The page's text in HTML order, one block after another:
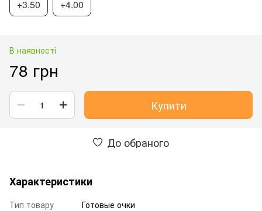
+3.50 +4.00
В наявності
78 грн
Купити
До обраного
Характеристики
Тип товару
Готовые очки